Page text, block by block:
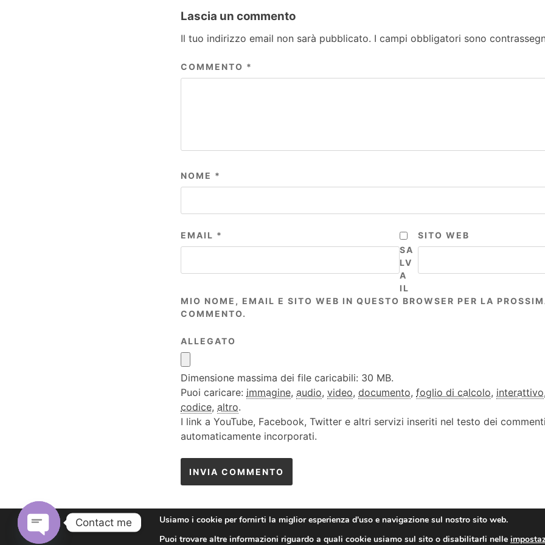
Lascia un commento
Il tuo indirizzo email non sarà pubblicato. I campi obbligatori sono
COMMENTO *
NOME *
EMAIL *
SITO WEB
SA
LV
A
IL
MIO NOME, EMAIL E SITO WEB IN QUESTO BROWSER PER LA
COMMENTO.
ALLEGATO
Dimensione massima dei file caricabili: 30 MB.
Puoi caricare: immagine,audio,video,documento,foglio di calcolo, interattivo
codice,altro.
I link a YouTube, Facebook, Twitter e altri servizi inseriti nel testo dei
automaticamente incorporati.
Roberto Viola•Slightly Theme
Usiamo i cookie per fornirti la miglior esperienza d'uso e navigazione sul nostro sito web.
Puoi trovare altre informazioni riguardo a quali cookie usiamo sul sito o disabilitarli nelle
Contact me